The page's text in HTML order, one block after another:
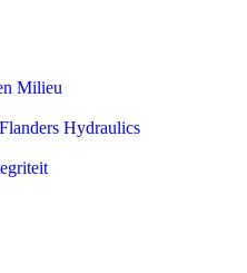
Milieu
Hydraulics